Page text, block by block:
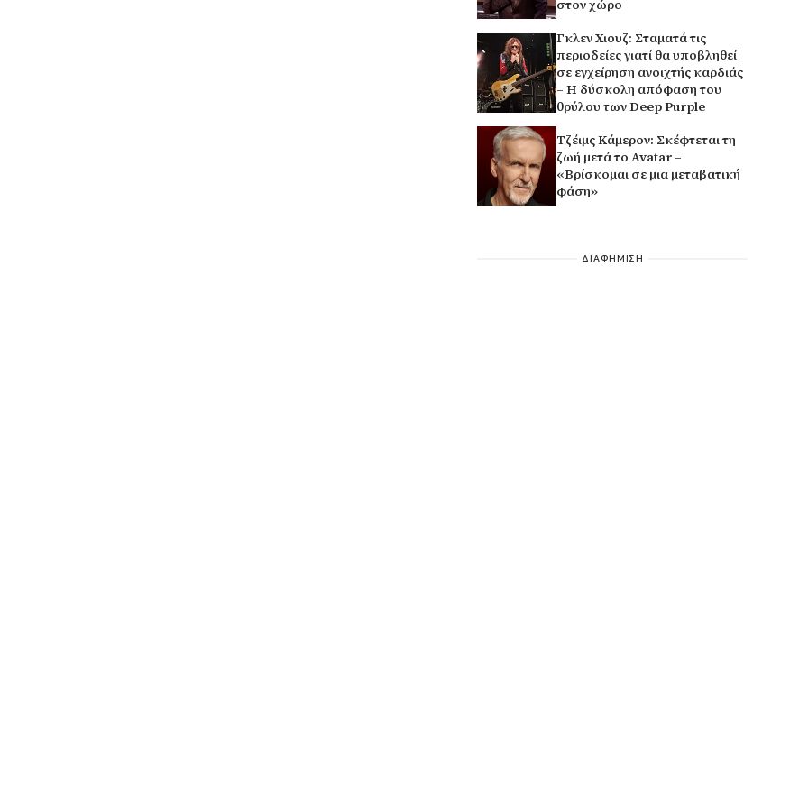
στον χώρο
Γκλεν Χιουζ: Σταματά τις
περιοδείες γιατί θα υποβληθεί
σε εγχείρηση ανοιχτής καρδιάς
– Η δύσκολη απόφαση του
θρύλου των Deep Purple
Τζέιμς Κάμερον: Σκέφτεται τη
ζωή μετά το Avatar –
«Βρίσκομαι σε μια μεταβατική
φάση»
ΔΙΑΦΗΜΙΣΗ